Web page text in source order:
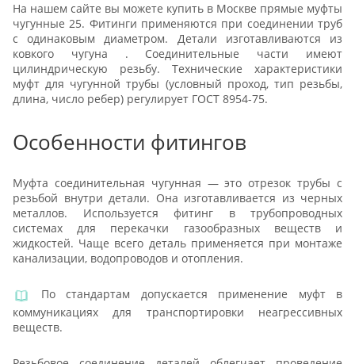
На нашем сайте вы можете купить в Москве прямые муфты
чугунные 25. Фитинги применяются при соединении труб
с одинаковым диаметром. Детали изготавливаются из
ковкого чугуна . Соединительные части имеют
цилиндрическую резьбу. Технические характеристики
муфт для чугунной трубы (условный проход, тип резьбы,
длина, число ребер) регулирует ГОСТ 8954-75.
Особенности фитингов
Муфта соединительная чугунная — это отрезок трубы с
резьбой внутри детали. Она изготавливается из черных
металлов. Используется фитинг в трубопроводных
системах для перекачки газообразных веществ и
жидкостей. Чаще всего деталь применяется при монтаже
канализации, водопроводов и отопления.
По стандартам допускается применение муфт в
коммуникациях для транспортировки неагрессивных
веществ.